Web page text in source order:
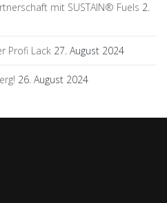
mit SUSTAIN® Fuels 2.
Profi Lack 27. August 2024
26. August 2024